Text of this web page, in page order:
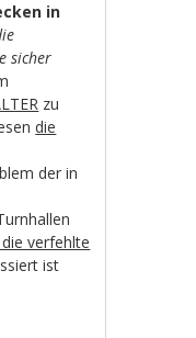
in
sicher
zu
die
der in
verfehlte
ist